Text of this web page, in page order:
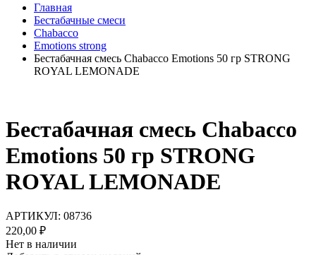
Главная
Бестабачные смеси
Chabacco
Emotions strong
Бестабачная смесь Chabacco Emotions 50 гр STRONG
ROYAL LEMONADE
Бестабачная смесь Chabacco
Emotions 50 гр STRONG
ROYAL LEMONADE
АРТИКУЛ: 08736
220,00 ₽
Нет в наличии